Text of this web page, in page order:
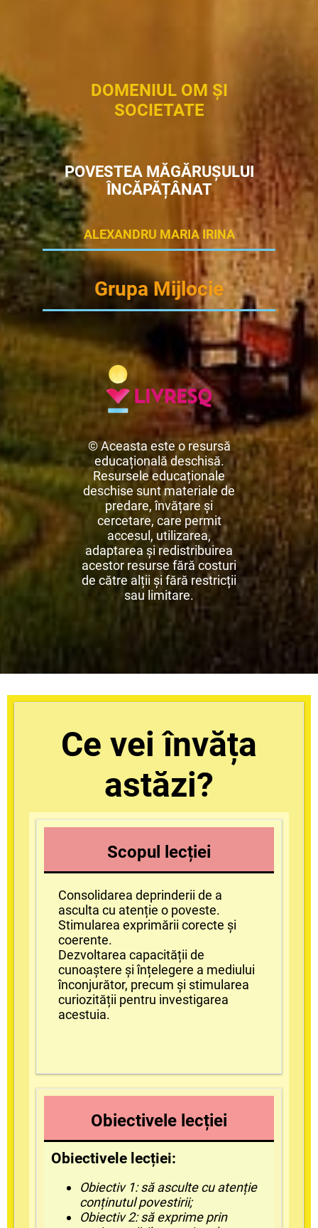
DOMENIUL OM ȘI
SOCIETATE
POVESTEA MĂGĂRUȘULUI
ÎNCĂPĂȚÂNAT
ALEXANDRU MARIA IRINA
Grupa Mijlocie
© Aceasta este o resursă
educațională deschisă.
Resursele educaționale
deschise sunt materiale de
predare, învățare și
cercetare, care permit
accesul, utilizarea,
adaptarea și redistribuirea
acestor resurse fără costuri
de către alții și fără restricții
sau limitare.
Ce vei învăța
astăzi?
Scopul lecției
Consolidarea deprinderii de a
asculta cu atenție o poveste.
Stimularea exprimării corecte și
coerente.
Dezvoltarea capacității de
cunoaștere și înțelegere a mediului
înconjurător, precum și stimularea
curiozității pentru investigarea
acestuia.
Obiectivele lecției
Obiectivele lecției:
Obiectiv 1: să asculte cu atenție
conținutul povestirii;
Obiectiv 2: să exprime prin